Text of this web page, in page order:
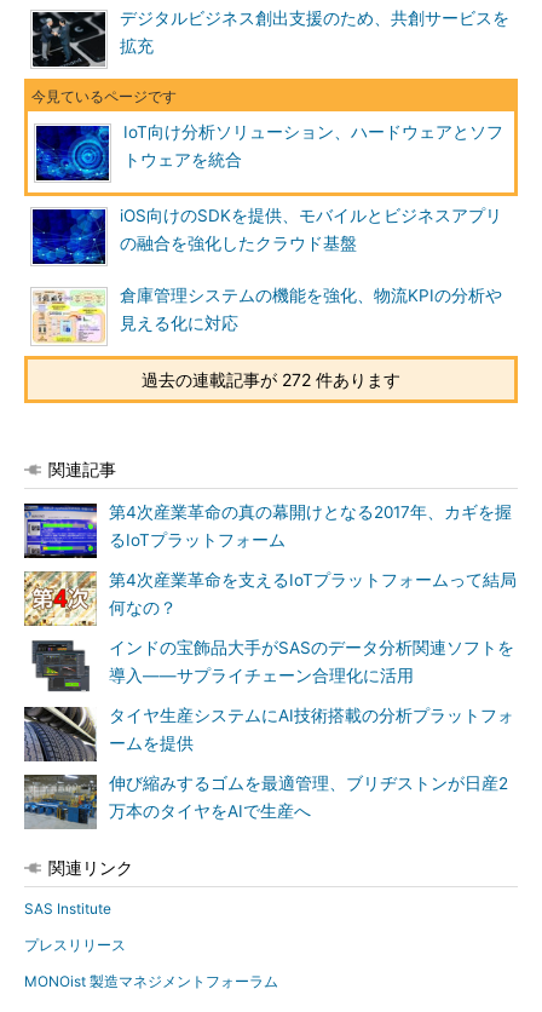
デジタルビジネス創出支援のため、共創サービスを
拡充
IoT向け分析ソリューション、ハードウェアとソフ
トウェアを統合
iOS向けのSDKを提供、モバイルとビジネスアプリ
の融合を強化したクラウド基盤
倉庫管理システムの機能を強化、物流KPIの分析や
見える化に対応
過去の連載記事が 272 件あります
関連記事
第4次産業革命の真の幕開けとなる2017年、カギを握
るIoTプラットフォーム
第4次産業革命を支えるIoTプラットフォームって結局
何なの？
インドの宝飾品大手がSASのデータ分析関連ソフトを
導入――サプライチェーン合理化に活用
タイヤ生産システムにAI技術搭載の分析プラットフォ
ームを提供
伸び縮みするゴムを最適管理、ブリヂストンが日産2
万本のタイヤをAIで生産へ
関連リンク
SAS Institute
プレスリリース
MONOist 製造マネジメントフォーラム